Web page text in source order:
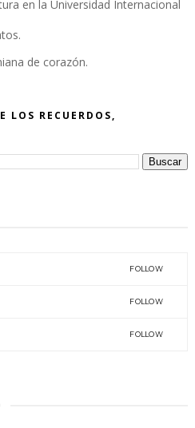
en la Universidad Internacional
de corazón.
LOS RECUERDOS,
FOLLOW
FOLLOW
FOLLOW